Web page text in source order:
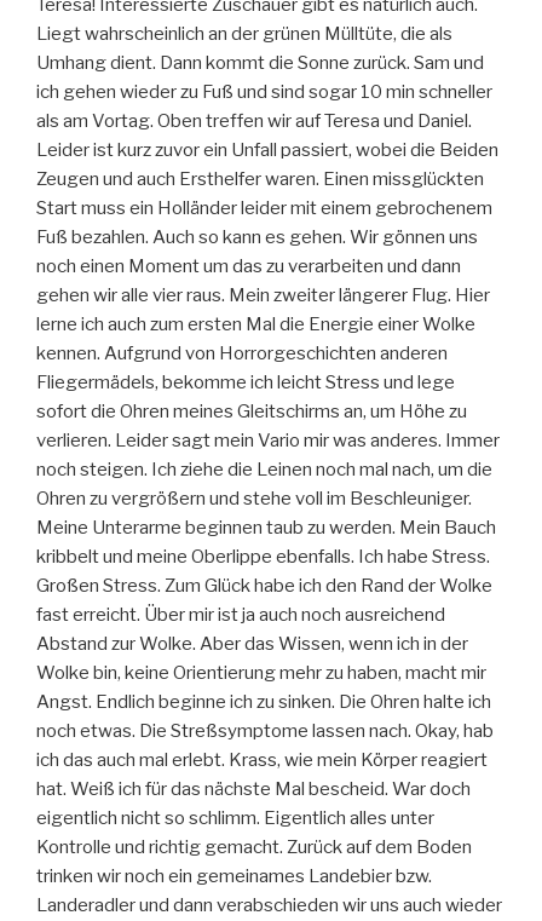
Teresa! Interessierte Zuschauer gibt es natürlich auch.
Liegt wahrscheinlich an der grünen Mülltüte, die als
Umhang dient. Dann kommt die Sonne zurück. Sam und
ich gehen wieder zu Fuß und sind sogar 10 min schneller
als am Vortag. Oben treffen wir auf Teresa und Daniel.
Leider ist kurz zuvor ein Unfall passiert, wobei die Beiden
Zeugen und auch Ersthelfer waren. Einen missglückten
Start muss ein Holländer leider mit einem gebrochenem
Fuß bezahlen. Auch so kann es gehen. Wir gönnen uns
noch einen Moment um das zu verarbeiten und dann
gehen wir alle vier raus. Mein zweiter längerer Flug. Hier
lerne ich auch zum ersten Mal die Energie einer Wolke
kennen. Aufgrund von Horrorgeschichten anderen
Fliegermädels, bekomme ich leicht Stress und lege
sofort die Ohren meines Gleitschirms an, um Höhe zu
verlieren. Leider sagt mein Vario mir was anderes. Immer
noch steigen. Ich ziehe die Leinen noch mal nach, um die
Ohren zu vergrößern und stehe voll im Beschleuniger.
Meine Unterarme beginnen taub zu werden. Mein Bauch
kribbelt und meine Oberlippe ebenfalls. Ich habe Stress.
Großen Stress. Zum Glück habe ich den Rand der Wolke
fast erreicht. Über mir ist ja auch noch ausreichend
Abstand zur Wolke. Aber das Wissen, wenn ich in der
Wolke bin, keine Orientierung mehr zu haben, macht mir
Angst. Endlich beginne ich zu sinken. Die Ohren halte ich
noch etwas. Die Streßsymptome lassen nach. Okay, hab
ich das auch mal erlebt. Krass, wie mein Körper reagiert
hat. Weiß ich für das nächste Mal bescheid. War doch
eigentlich nicht so schlimm. Eigentlich alles unter
Kontrolle und richtig gemacht. Zurück auf dem Boden
trinken wir noch ein gemeinames Landebier bzw.
Landeradler und dann verabschieden wir uns auch wieder